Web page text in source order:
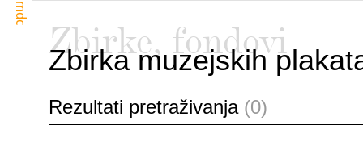
mdc
Zbirke, fondovi
Zbirka muzejskih
Rezultati pretraživanja (0)